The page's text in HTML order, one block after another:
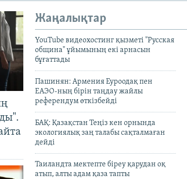
Жаңалықтар
YouTube видеохостинг қызметі "Русская
община" ұйымының екі арнасын
бұғаттады
Пашинян: Армения Еуроодақ пен
ЕАЭО-ның бірін таңдау жайлы
референдум өткізбейді
БАҚ: Қазақстан Теңіз кен орнында
экологиялық заң талабы сақталмаған
дейді
Таиландта мектепте біреу қарудан оқ
атып, алты адам қаза тапты